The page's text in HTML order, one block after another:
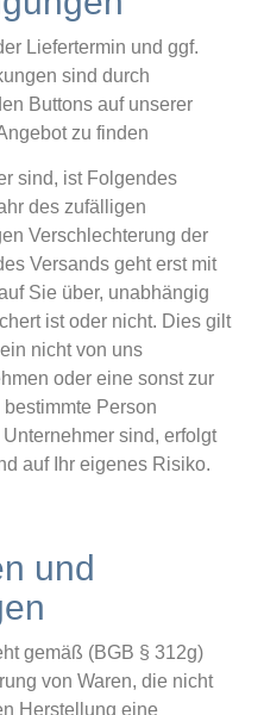
Liefertermin und ggf.
sind durch
Buttons auf unserer
zu finden
sind, ist Folgendes
des zufälligen
Verschlechterung der
Versands geht erst mit
Sie über, unabhängig
ist oder nicht. Dies gilt
nicht von uns
oder eine sonst zur
Person
sind, erfolgt
auf Ihr eigenes Risiko.
und
gemäß (BGB § 312g)
von Waren, die nicht
Herstellung eine